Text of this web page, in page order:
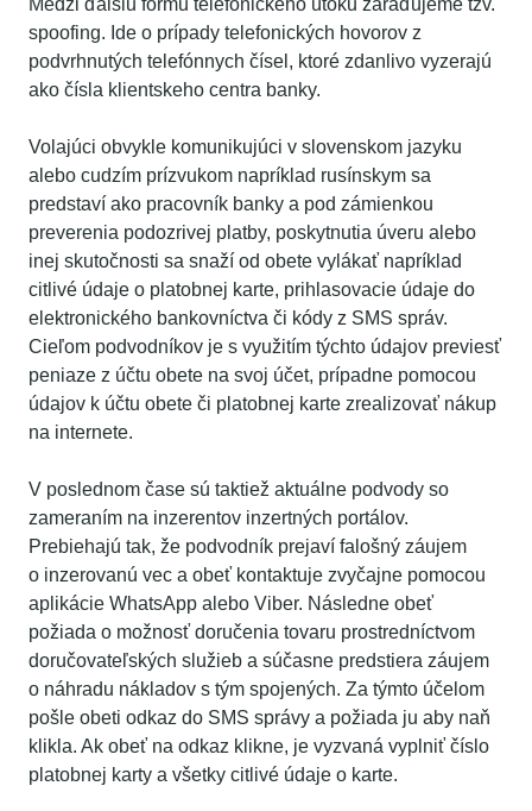
Medzi ďalšiu formu telefonického útoku zaraďujeme tzv.
spoofing. Ide o prípady telefonických hovorov z
podvrhnutých telefónnych čísel, ktoré zdanlivo vyzerajú
ako čísla klientskeho centra banky.
Volajúci obvykle komunikujúci v slovenskom jazyku
alebo cudzím prízvukom napríklad rusínskym sa
predstaví ako pracovník banky a pod zámienkou
preverenia podozrivej platby, poskytnutia úveru alebo
inej skutočnosti sa snaží od obete vylákať napríklad
citlivé údaje o platobnej karte, prihlasovacie údaje do
elektronického bankovníctva či kódy z SMS správ.
Cieľom podvodníkov je s využitím týchto údajov previesť
peniaze z účtu obete na svoj účet, prípadne pomocou
údajov k účtu obete či platobnej karte zrealizovať nákup
na internete.
V poslednom čase sú taktiež aktuálne podvody so
zameraním na inzerentov inzertných portálov.
Prebiehajú tak, že podvodník prejaví falošný záujem
o inzerovanú vec a obeť kontaktuje zvyčajne pomocou
aplikácie WhatsApp alebo Viber. Následne obeť
požiada o možnosť doručenia tovaru prostredníctvom
doručovateľských služieb a súčasne predstiera záujem
o náhradu nákladov s tým spojených. Za týmto účelom
pošle obeti odkaz do SMS správy a požiada ju aby naň
klikla. Ak obeť na odkaz klikne, je vyzvaná vyplniť číslo
platobnej karty a všetky citlivé údaje o karte.